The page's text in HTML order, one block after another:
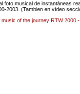
foto musical de instantáneas
2003. (Tambien en vídeo
music of the journey RTW 2000